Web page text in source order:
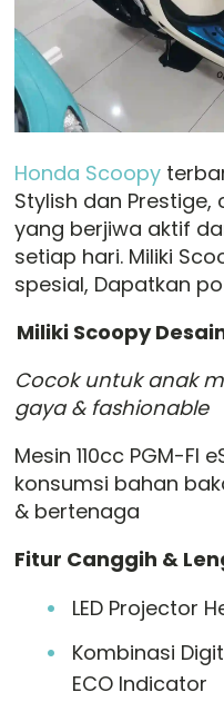
Honda Scoopy
Stylish dan
yang berjiwa aktif
setiap hari. Miliki
spesial, Dapatkan
Miliki Scoopy
Cocok untuk anak
gaya & fashionable
Mesin 110cc PGM-FI
konsumsi bahan
& bertenaga
Fitur Canggih &
LED Projector
Kombinasi
ECO Indicator